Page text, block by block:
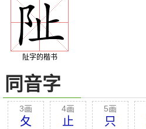
阯字的楷书
同音字
3画
夂
4画
止
5画
只